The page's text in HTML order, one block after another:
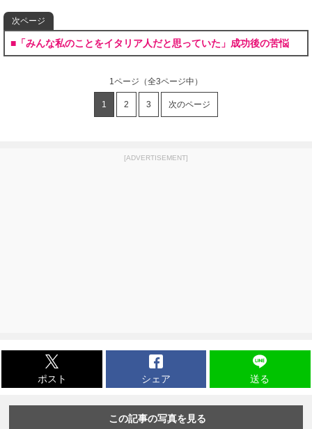
次ページ
■「みんな私のことをイタリア人だと思っていた」成功後の苦悩
1ページ （全3ページ中）
1 2 3 次のページ
[ADVERTISEMENT]
ポスト シェア 送る
この記事の写真を見る